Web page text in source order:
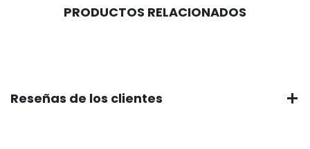
PRODUCTOS RELACIONADOS
Reseñas de los clientes